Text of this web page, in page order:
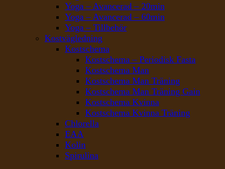
Yoga – Avancerad – 20min
Yoga – Avancerad – 60min
Yoga – Tillbehör
Kostvägledning
Kostschema
Kostschema – Periodisk Fasta
Kostschema Man
Kostschema Man Träning
Kostschema Man Träning Gain
Kostschema Kvinna
Kostschema Kvinna Träning
Chlorella
EAA
Kolin
Spirulina